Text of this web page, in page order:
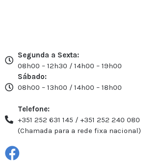
Segunda a Sexta:
08h00 – 12h30 / 14h00 – 19h00
Sábado:
08h00 – 13h00 / 14h00 – 18h00
Telefone:
+351 252 631 145 / +351 252 240 080
(Chamada para a rede fixa nacional)